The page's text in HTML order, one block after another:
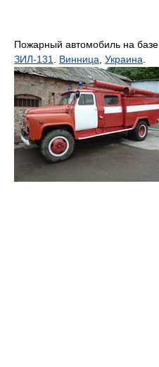
Пожарный автомобиль на базе
ЗИЛ-131
Винница Украина